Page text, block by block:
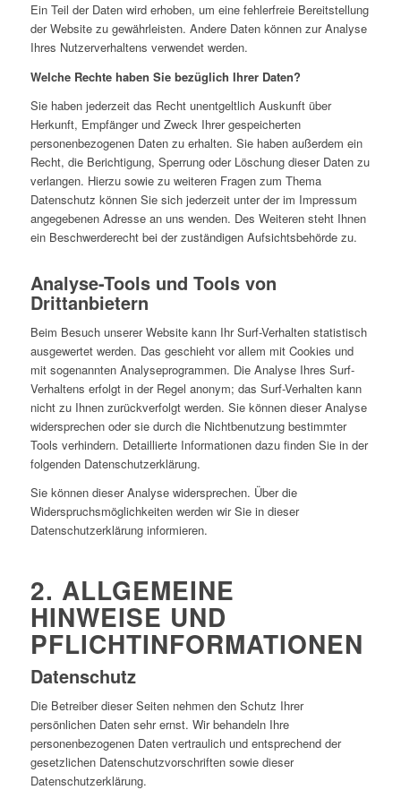
Ein Teil der Daten wird erhoben, um eine fehlerfreie Bereitstellung
der Website zu gewährleisten. Andere Daten können zur Analyse
Ihres Nutzerverhaltens verwendet werden.
Welche Rechte haben Sie bezüglich Ihrer Daten?
Sie haben jederzeit das Recht unentgeltlich Auskunft über
Herkunft, Empfänger und Zweck Ihrer gespeicherten
personenbezogenen Daten zu erhalten. Sie haben außerdem ein
Recht, die Berichtigung, Sperrung oder Löschung dieser Daten zu
verlangen. Hierzu sowie zu weiteren Fragen zum Thema
Datenschutz können Sie sich jederzeit unter der im Impressum
angegebenen Adresse an uns wenden. Des Weiteren steht Ihnen
ein Beschwerderecht bei der zuständigen Aufsichtsbehörde zu.
Analyse-Tools und Tools von
Drittanbietern
Beim Besuch unserer Website kann Ihr Surf-Verhalten statistisch
ausgewertet werden. Das geschieht vor allem mit Cookies und
mit sogenannten Analyseprogrammen. Die Analyse Ihres Surf-
Verhaltens erfolgt in der Regel anonym; das Surf-Verhalten kann
nicht zu Ihnen zurückverfolgt werden. Sie können dieser Analyse
widersprechen oder sie durch die Nichtbenutzung bestimmter
Tools verhindern. Detaillierte Informationen dazu finden Sie in der
folgenden Datenschutzerklärung.
Sie können dieser Analyse widersprechen. Über die
Widerspruchsmöglichkeiten werden wir Sie in dieser
Datenschutzerklärung informieren.
2. ALLGEMEINE
HINWEISE UND
PFLICHTINFORMATIONEN
Datenschutz
Die Betreiber dieser Seiten nehmen den Schutz Ihrer
persönlichen Daten sehr ernst. Wir behandeln Ihre
personenbezogenen Daten vertraulich und entsprechend der
gesetzlichen Datenschutzvorschriften sowie dieser
Datenschutzerklärung.